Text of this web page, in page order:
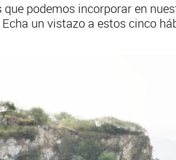
podemos incorporar en
un vistazo a estos cinco